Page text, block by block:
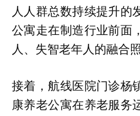
人人群总数持续提升的
公寓走在制造行业前面
人、失智老年人的融合照
接着，航线医院门诊杨
康养老公寓在养老服务